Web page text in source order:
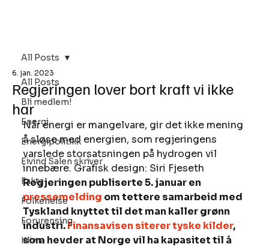
All Posts
Bli medlem!
Energi
Energipolitikk
Eivind Salen skriver
Fakta
Folkehelse
Forurensing
Klima
All Posts
Regjeringen lover bort kraft vi ikke
har
6. jan. 2023
Når energi er mangelvare, gir det ikke mening
å sløse med energien, som regjeringens
varslede storsatsningen på hydrogen vil
innebære. Grafisk design: Siri Fjeseth
Regjeringen publiserte 5. januar en
pressemelding om tettere samarbeid med
Tyskland knyttet til det man kaller grønn
industri. Finansavisen siterer tyske kilder,
som hevder at Norge vil ha kapasitet til å